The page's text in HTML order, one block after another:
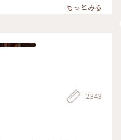
もっとみる
2343